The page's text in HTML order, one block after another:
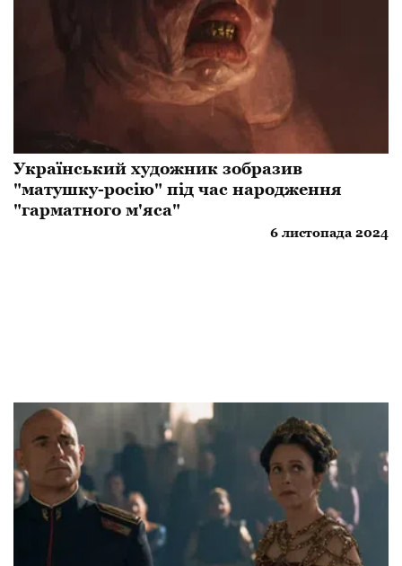
Український художник зобразив
"матушку-росію" під час народження
"гарматного м'яса"
6 листопада 2024